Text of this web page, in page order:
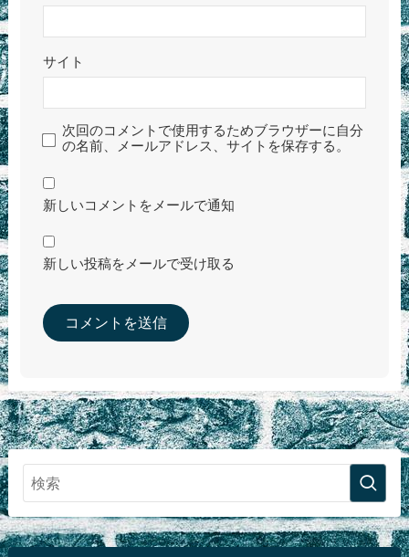
サイト
次回のコメントで使用するためブラウザーに自分
の名前、メールアドレス、サイトを保存する。
新しいコメントをメールで通知
新しい投稿をメールで受け取る